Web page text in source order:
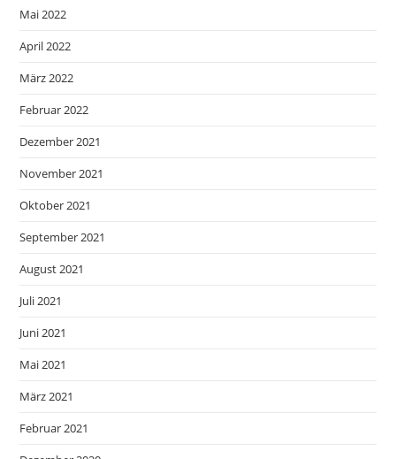
Mai 2022
April 2022
März 2022
Februar 2022
Dezember 2021
November 2021
Oktober 2021
September 2021
August 2021
Juli 2021
Juni 2021
Mai 2021
März 2021
Februar 2021